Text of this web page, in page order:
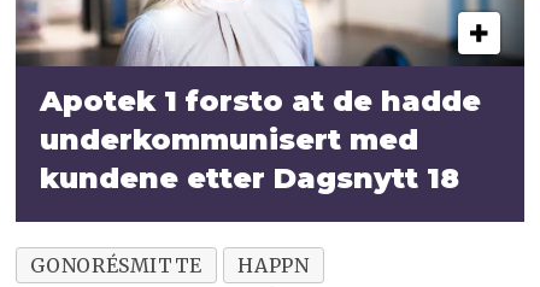
Apotek 1 forsto at de hadde
under­kommunisert med
kundene etter Dagsnytt 18
GONORÉSMITTE
HAPPN